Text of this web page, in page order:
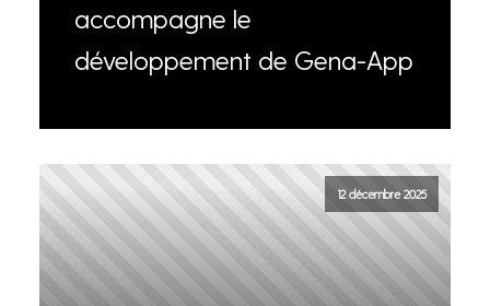
accompagne le
développement de Gena-App
12 décembre 2025